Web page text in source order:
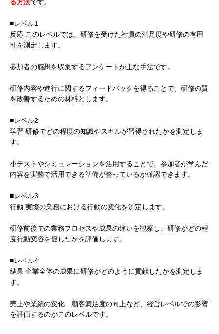
る方法です。
■レベル1
反応 このレベルでは、研修を受けた社員の満足度や研修の有用
性を測定します。
参加者の感想を収集するアンケートが主な手法です。
研修内容や進行に関するフィードバックを得ることで、研修の質
を改善するための材料とします。
■レベル2
学習 研修でどの程度の知識やスキルが習得されたかを測定しま
す。
小テストやシミュレーションを活用することで、参加者が学んだ
内容を実務で活用できる準備が整っているか確認できます。
■レベル3
行動 実際の業務における行動の変化を測定します。
研修前後での業務プロセスや成果の違いを観察し、研修がどの程
度行動変容を促したかを評価します。
■レベル4
結果 企業全体の成果に研修がどのように貢献したかを測定しま
す。
売上や業績の変化、顧客満足度の向上など、経営レベルでの影響
を評価するのがこのレベルです。